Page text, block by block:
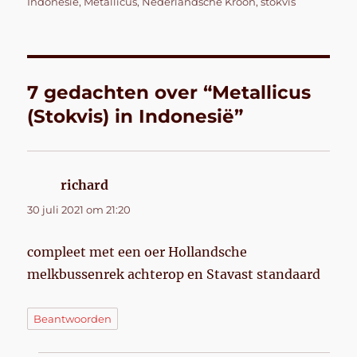
7 gedachten over “Metallicus
(Stokvis) in Indonesië”
richard
30 juli 2021 om 21:20
compleet met een oer Hollandsche
melkbussenrek achterop en Stavast standaard
Beantwoorden